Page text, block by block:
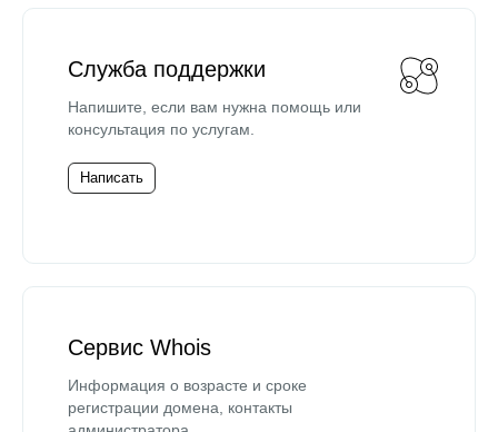
Служба поддержки
Напишите, если вам нужна помощь или
консультация по услугам.
Написать
Сервис Whois
Информация о возрасте и сроке
регистрации домена, контакты